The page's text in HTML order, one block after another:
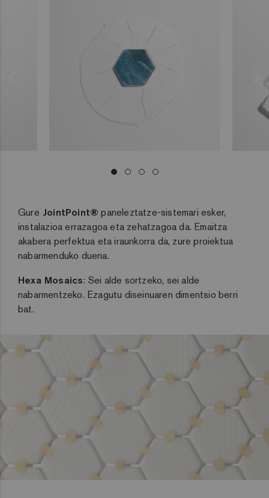
Gure JointPoint® paneleztatze-sistemari esker,
instalazioa errazagoa eta zehatzagoa da. Emaitza
akabera perfektua eta iraunkorra da, zure proiektua
nabarmenduko duena.
Hexa Mosaics: Sei alde sortzeko, sei alde
nabarmentzeko. Ezagutu diseinuaren dimentsio berri
bat.